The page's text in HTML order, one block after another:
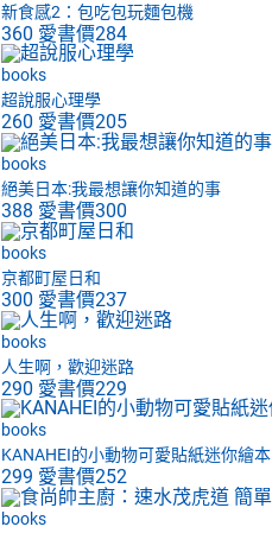
新食感2：包吃包玩麵包機
360 愛書價284
books
超說服心理學
260 愛書價205
books
絕美日本:我最想讓你知道的事
388 愛書價300
books
京都町屋日和
300 愛書價237
books
人生啊，歡迎迷路
290 愛書價229
books
KANAHEI的小動物可愛貼紙迷你繪本
299 愛書價252
books